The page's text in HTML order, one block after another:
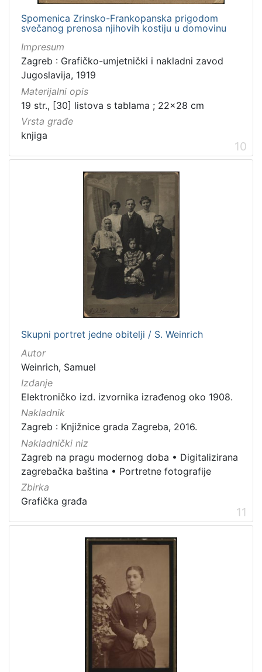
Spomenica Zrinsko-Frankopanska prigodom
svečanog prenosa njihovih kostiju u domovinu
Impresum
Zagreb : Grafičko-umjetnički i nakladni zavod
Jugoslavija, 1919
Materijalni opis
19 str., [30] listova s tablama ; 22x28 cm
Vrsta građe
knjiga
10
Skupni portret jedne obitelji / S. Weinrich
Autor
Weinrich, Samuel
Izdanje
Elektroničko izd. izvornika izrađenog oko 1908.
Nakladnik
Zagreb : Knjižnice grada Zagreba, 2016.
Nakladnički niz
Zagreb na pragu modernog doba • Digitalizirana
zagrebačka baština • Portretne fotografije
Zbirka
Grafička građa
11